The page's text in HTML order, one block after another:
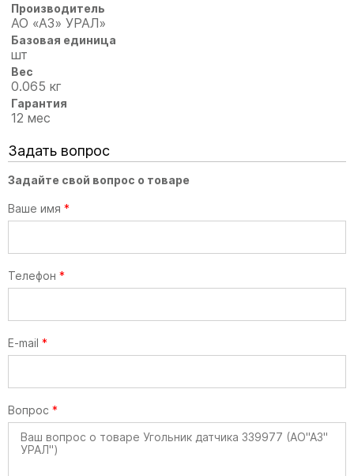
Производитель
АО «АЗ» УРАЛ»
Базовая единица
шт
Вес
0.065 кг
Гарантия
12 мес
Задать вопрос
Задайте свой вопрос о товаре
Ваше имя *
Телефон *
E-mail *
Вопрос *